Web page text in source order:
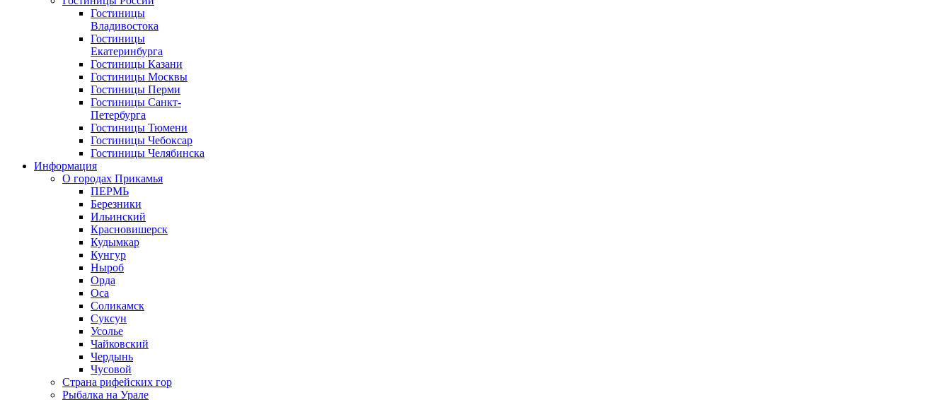
Гостиницы
Владивостока
Гостиницы
Екатеринбурга
Гостиницы Казани
Гостиницы Москвы
Гостиницы Перми
Гостиницы Санкт-
Петербурга
Гостиницы Тюмени
Гостиницы Чебоксар
Гостиницы Челябинска
Информация
О городах Прикамья
ПЕРМЬ
Березники
Ильинский
Красновишерск
Кудымкар
Кунгур
Ныроб
Орда
Оса
Соликамск
Суксун
Усолье
Чайковский
Чердынь
Чусовой
Страна рифейских гор
Рыбалка на Урале